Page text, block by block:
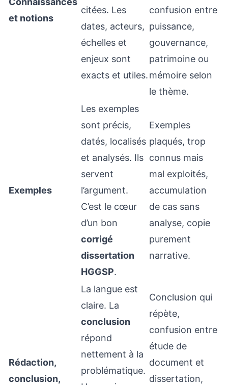
et notions
citées. Les
dates, acteurs,
échelles et
enjeux sont
exacts et utiles.
confusion entre
puissance,
gouvernance,
patrimoine ou
mémoire selon
le thème.
Exemples
Les exemples
sont précis,
datés, localisés
et analysés. Ils
servent
l’argument.
C’est le cœur
d’un bon
corrigé
dissertation
HGGSP.
Exemples
plaqués, trop
connus mais
mal exploités,
accumulation
de cas sans
analyse, copie
purement
narrative.
Rédaction,
conclusion,
La langue est
claire. La
conclusion
répond
nettement à la
problématique.
Conclusion qui
répète,
confusion entre
étude de
document et
dissertation,